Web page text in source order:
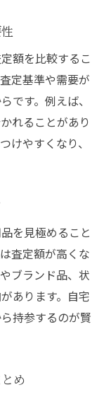
額を比較するこ
定基準や需要が
です。例えば、
れることがあり
けやすくなり、
を見極めること
査定額が高くな
ブランド品、状
あります。自宅
持参するのが賢
め